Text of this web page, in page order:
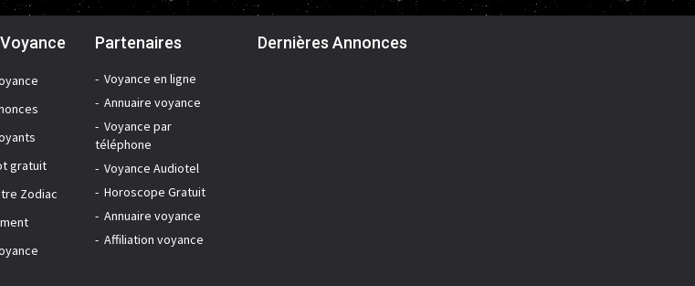
gratuit
Zodiac
Partenaires
Voyance en ligne
Annuaire voyance
Voyance par
téléphone
Voyance Audiotel
Horoscope Gratuit
Annuaire voyance
Affiliation voyance
Dernières Annonces